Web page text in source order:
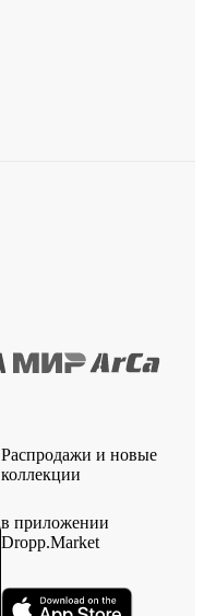
Распродажи и новые
коллекции
в приложении
Dropp.Market